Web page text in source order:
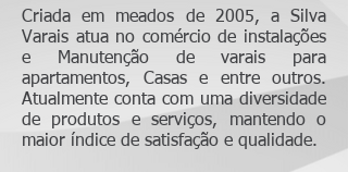
Criada em meados de 2005, a Silva
Varais atua no comércio de instalações
e Manutenção de varais para
apartamentos, Casas e entre outros.
Atualmente conta com uma diversidade
de produtos e serviços, mantendo o
maior índice de satisfação e qualidade.